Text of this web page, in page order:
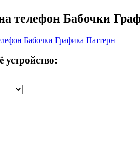
телефон Бабочки
устройство: